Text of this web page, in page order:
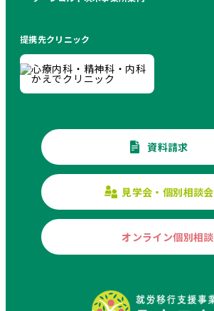
提携先クリニック
資料請求
見学会・個別相談会
オンライン個別相談